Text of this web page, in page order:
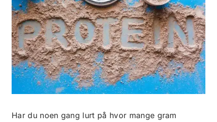
Har du noen gang lurt på hvor mange gram